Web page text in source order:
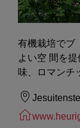
有機栽培でブ
よい空 間を
味、ロマンチ